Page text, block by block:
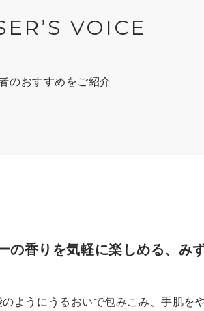
VOICE
のおすすめをご紹介
の香りを気軽に楽しめる、み
ようにうるおいで包みこみ、手肌を